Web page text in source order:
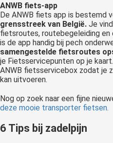
ANWB fiets-app
De ANWB fiets app is bestemd
grensstreek van België. Je
fietsroutes, routebegeleiding en
is de app handig bij pech
samengestelde fietsroutes
je Fietsservicepunten op je
ANWB fietsservicebox zodat je
kan uitvoeren.
Nog op zoek naar een fijne
deze mooie transporter fietsen.
6 Tips bij zadelpijn